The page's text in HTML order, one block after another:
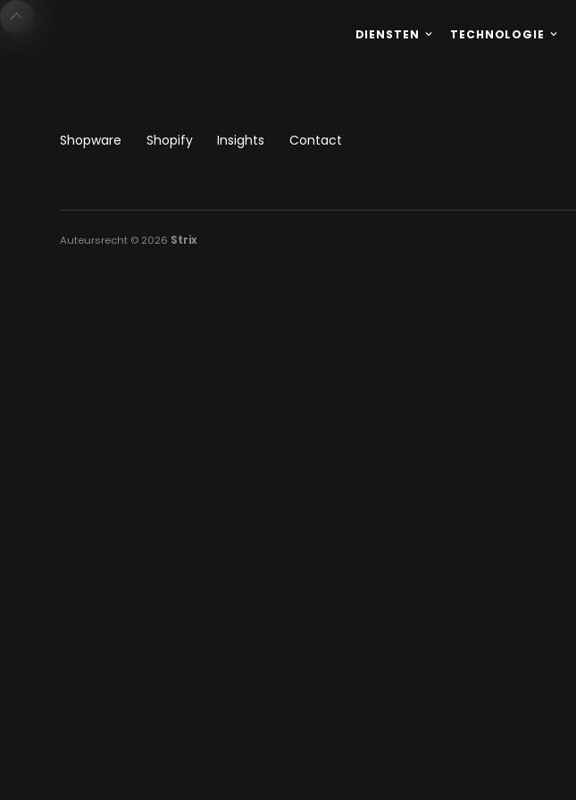
DIENSTEN TECHNOLOGIE
Shopware Shopify Insights Contact
Auteursrecht © 2026 Strix